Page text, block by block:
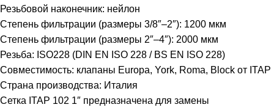
Резьбовой наконечник: нейлон
Степень фильтрации (размеры 3/8″–2″): 1200 мкм
Степень фильтрации (размеры 2″–4″): 2000 мкм
Резьба: ISO228 (DIN EN ISO 228 / BS EN ISO 228)
Совместимость: клапаны Europa, York, Roma, Block от ITAP
Страна производства: Италия
Сетка ITAP 102 1″ предназначена для замены